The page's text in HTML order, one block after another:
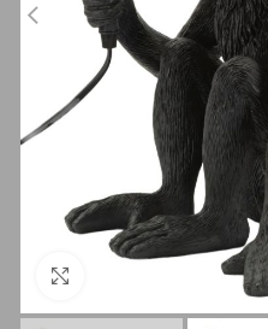
Clicca per ingrandire